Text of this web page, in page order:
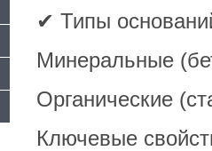
✔ Типы
Минеральные
Органические
Ключевые